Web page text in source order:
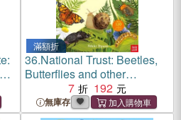
滿額折
36.National Trust: Beetles,
Butterflies and other
Minibeasts
7 192
無庫存